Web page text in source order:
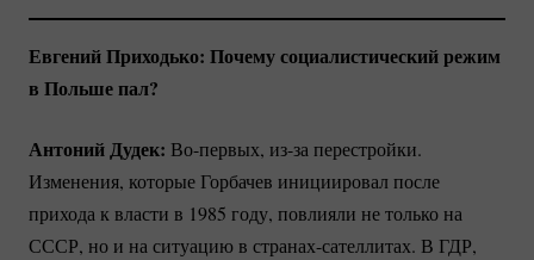
Евгений Приходько: Почему социалистический режим
в Польше пал?
Антоний Дудек: Во-первых, из-за перестройки.
Изменения, которые Горбачев инициировал после
прихода к власти в 1985 году, повлияли не только на
СССР, но и на ситуацию в странах-сателлитах. В ГДР,